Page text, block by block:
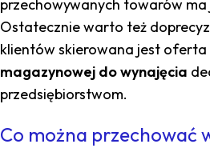
przechowywanych towarów ma
Ostatecznie warto też
klientów skierowana jest oferta
magazynowej do wynajęcia
przedsiębiorstwom.
Co można przechować